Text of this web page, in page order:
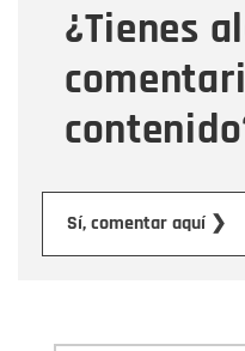
¿Tienes
Sí, comentar aquí ❯
Mensaje